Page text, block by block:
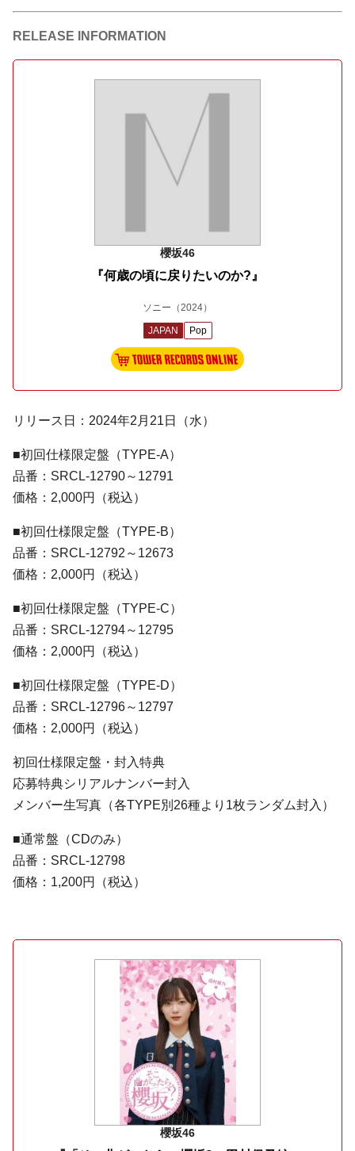
RELEASE INFORMATION
櫻坂46
『何歳の頃に戻りたいのか?』
ソニー （2024）
JAPAN Pop
リリース日：2024年2月21日（水）
■初回仕様限定盤（TYPE-A）
品番：SRCL-12790～12791
価格：2,000円（税込）
■初回仕様限定盤（TYPE-B）
品番：SRCL-12792～12673
価格：2,000円（税込）
■初回仕様限定盤（TYPE-C）
品番：SRCL-12794～12795
価格：2,000円（税込）
■初回仕様限定盤（TYPE-D）
品番：SRCL-12796～12797
価格：2,000円（税込）
初回仕様限定盤・封入特典
応募特典シリアルナンバー封入
メンバー生写真（各TYPE別26種より1枚ランダム封入）
■通常盤（CDのみ）
品番：SRCL-12798
価格：1,200円（税込）
櫻坂46